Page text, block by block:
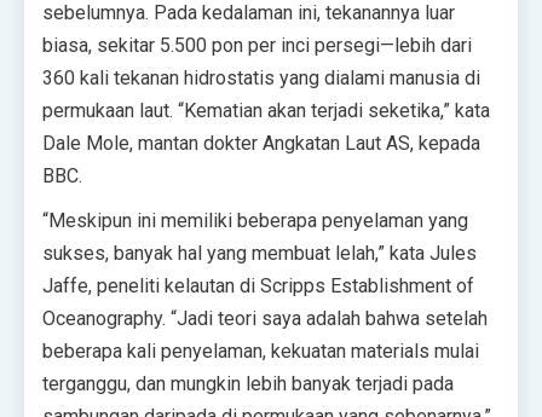
sebelumnya. Pada kedalaman ini, tekanannya luar
biasa, sekitar 5.500 pon per inci persegi—lebih dari
360 kali tekanan hidrostatis yang dialami manusia di
permukaan laut. “Kematian akan terjadi seketika,” kata
Dale Mole, mantan dokter Angkatan Laut AS, kepada
BBC.
“Meskipun ini memiliki beberapa penyelaman yang
sukses, banyak hal yang membuat lelah,” kata Jules
Jaffe, peneliti kelautan di Scripps Establishment of
Oceanography. “Jadi teori saya adalah bahwa setelah
beberapa kali penyelaman, kekuatan materials mulai
terganggu, dan mungkin lebih banyak terjadi pada